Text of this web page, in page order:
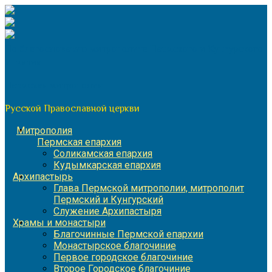
Перейти
к
содержимому
Русской Православной церкви
Митрополия
Пермская епархия
Соликамская епархия
Кудымкарская епархия
Архипастырь
Глава Пермской митрополии, митрополит
Пермский и Кунгурский
Служение Архипастыря
Храмы и монастыри
Благочинные Пермской епархии
Монастырское благочиние
Первое городское благочиние
Второе Городское благочиние